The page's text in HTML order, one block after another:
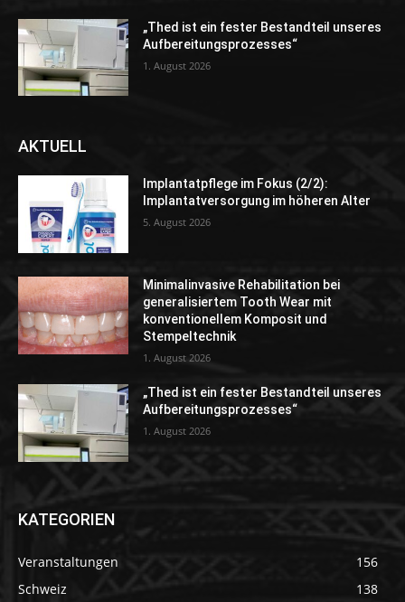
„Thed ist ein fester Bestandteil unseres
Aufbereitungsprozesses“
1. August 2026
AKTUELL
Implantatpflege im Fokus (2/2):
Implantatversorgung im höheren Alter
5. August 2026
Minimalinvasive Rehabilitation bei
generalisiertem Tooth Wear mit
konventionellem Komposit und
Stempeltechnik
1. August 2026
„Thed ist ein fester Bestandteil unseres
Aufbereitungsprozesses“
1. August 2026
KATEGORIEN
Veranstaltungen
156
Schweiz
138